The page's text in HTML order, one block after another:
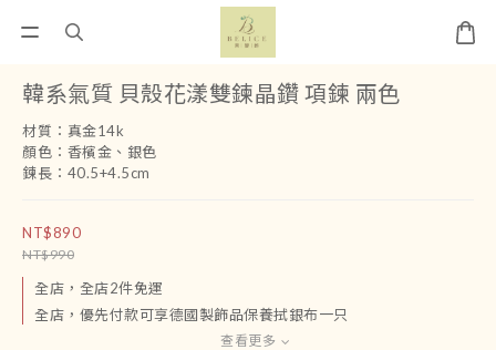
韓系氣質 貝殼花漾雙鍊晶鑽 項鍊 兩色
材質：真金14k
顏色：香檳金、銀色
鍊長：40.5+4.5cm
NT$890
NT$990
全店，全店2件免運
全店，優先付款可享德國製飾品保養拭銀布一只
查看更多